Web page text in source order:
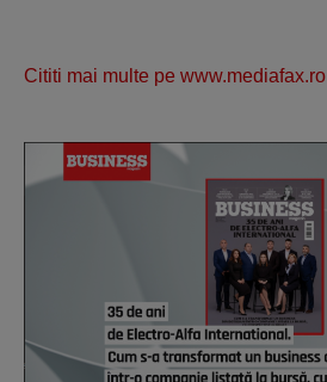
Cititi mai multe pe www.mediafax.ro